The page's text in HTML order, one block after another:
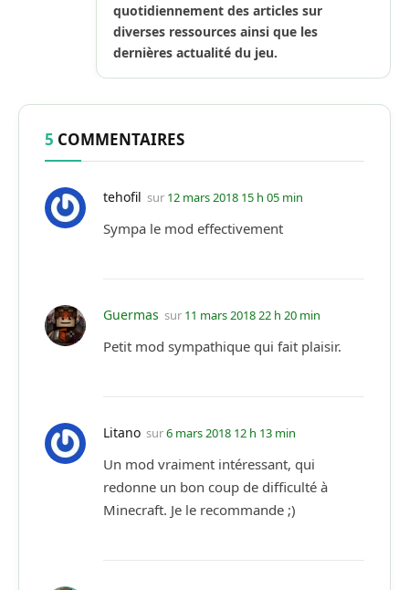
quotidiennement des articles sur
diverses ressources ainsi que les
dernières actualité du jeu.
5 COMMENTAIRES
tehofil sur 12 mars 2018 15 h 05 min
Sympa le mod effectivement
Guermas sur 11 mars 2018 22 h 20 min
Petit mod sympathique qui fait plaisir.
Litano sur6 mars 2018 12 h 13 min
Un mod vraiment intéressant, qui
redonne un bon coup de difficulté à
Minecraft. Je le recommande ;)